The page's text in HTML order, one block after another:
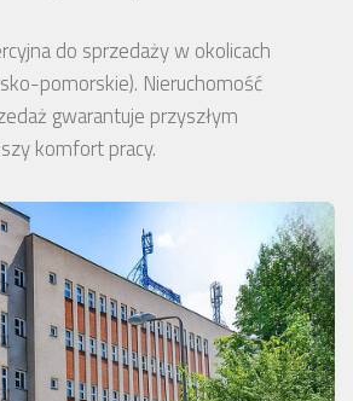
do sprzedaży w okolicach
pomorskie). Nieruchomość
gwarantuje przyszłym
komfort pracy.